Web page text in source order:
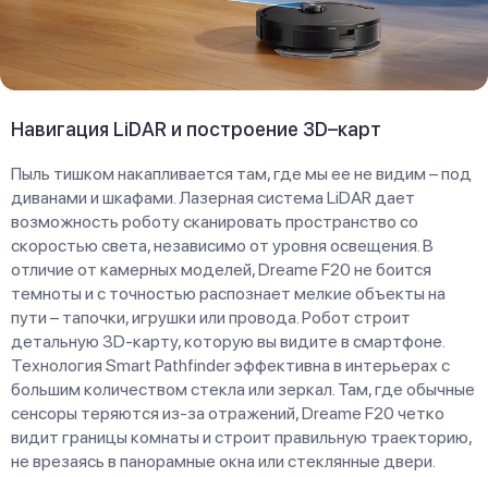
Навигация LiDAR и построение 3D–карт
Пыль тишком накапливается там, где мы ее не видим – под
диванами и шкафами. Лазерная система LiDAR дает
возможность роботу сканировать пространство со
скоростью света, независимо от уровня освещения. В
отличие от камерных моделей, Dreame F20 не боится
темноты и с точностью распознает мелкие объекты на
пути – тапочки, игрушки или провода. Робот строит
детальную 3D-карту, которую вы видите в смартфоне.
Технология Smart Pathfinder эффективна в интерьерах с
большим количеством стекла или зеркал. Там, где обычные
сенсоры теряются из-за отражений, Dreame F20 четко
видит границы комнаты и строит правильную траекторию,
не врезаясь в панорамные окна или стеклянные двери.